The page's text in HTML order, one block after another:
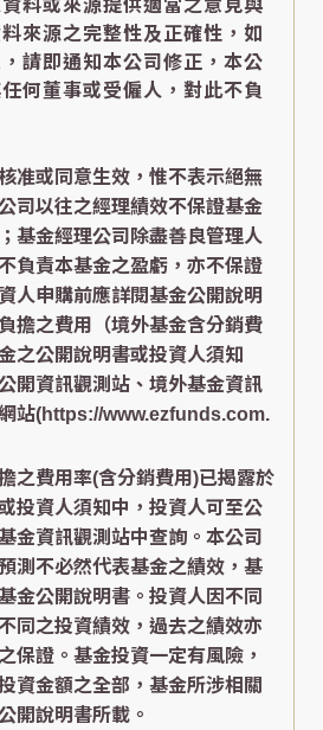
料或來源提供適當之意見與
來源之完整性及正確性，如
請即通知本公司修正，本公
何董事或受僱人，對此不負
准或同意生效，惟不表示絕無
司以往之經理績效不保證基金
基金經理公司除盡善良管理人
負責本基金之盈虧，亦不保證
人申購前應詳閱基金公開說明
擔之費用（境外基金含分銷費
之公開說明書或投資人須知
開資訊觀測站、境外基金資訊
站(https://www.ezfunds.com.
之費用率(含分銷費用)已揭露於
投資人須知中，投資人可至公
金資訊觀測站中查詢。本公司
測不必然代表基金之績效，基
金公開說明書。投資人因不同
同之投資績效，過去之績效亦
保證。基金投資一定有風險，
資金額之全部，基金所涉相關
開說明書所載。